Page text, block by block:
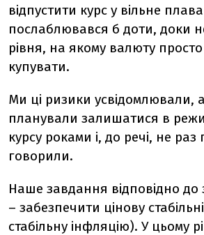
відпустити курс у вільне
послаблювався б доти, доки
рівня, на якому валюту
купувати.
Ми ці ризики усвідомлювали,
планували залишатися в
курсу роками і, до речі, не раз
говорили.
Наше завдання відповідно до
– забезпечити цінову
стабільну інфляцію). У цьому